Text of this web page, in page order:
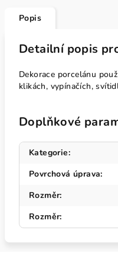
Popis
Detailní popis
Dekorace porcelánu
klikách, vypínačích,
Doplňkové
Kategorie:
Povrchová úprava:
Rozměr:
Rozměr: